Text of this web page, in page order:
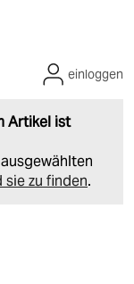
Artikel ist
sie zu finden.
einloggen